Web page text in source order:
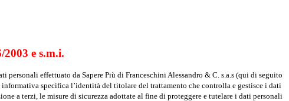
e s.m.i.
effettuato da Sapere Più di Franceschini Alessandro & C. s.a.s (qui di seguito
specifica l’identità del titolare del trattamento che controlla e gestisce i dati
a terzi, le misure di sicurezza adottate al fine di proteggere e tutelare i dati personali